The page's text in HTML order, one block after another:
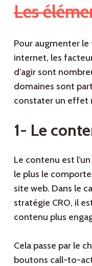
Les
Pour augmenter le
internet, les
d’agir sont
domaines sont
constater un effet
1- Le
Le contenu est
le plus le
site web. Dans le
stratégie CRO, il
contenu plus
Cela passe par le
boutons call-to-